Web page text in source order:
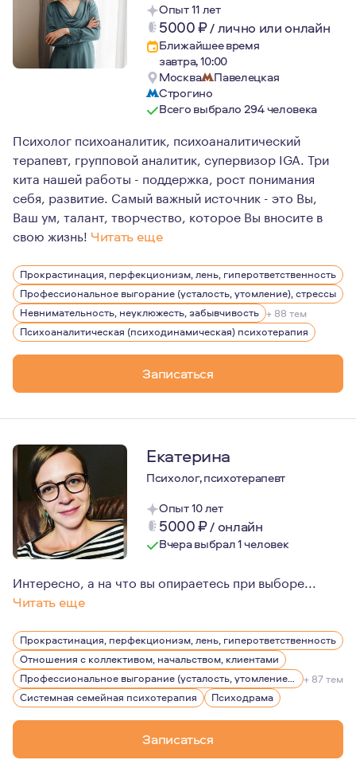
Опыт 11 лет
5000₽/лично или онлайн
Ближайшее время
завтра, 10:00
Москва
Павелецкая
Строгино
Всего выбрало 294 человека
Психолог психоаналитик, психоаналитический
терапевт, групповой аналитик, супервизор IGA. Три
кита нашей работы - поддержка, рост понимания
себя, развитие. Самый важный источник - это Вы,
Ваш ум, талант, творчество, которое Вы вносите в
свою жизнь! Читать еще
Психотерапия для меня, прежде всего - это
Человек в своей обычной жизни зачастую лишен
Отсюда рождается множество проблем психических,
Очень часто люди не получают опыта признания
Психотерапия дает вам пространство, в котором вы
Прокрастинация, перфекционизм, лень, гиперответственность
Профессиональное выгорание (усталость, утомление), стрессы
Невнимательность, неуклюжесть, забывчивость + 88 тем
Психоаналитическая (психодинамическая) психотерапия
Записаться
Екатерина
Психолог, психотерапевт
Опыт 10 лет
5000₽/ онлайн
Вчера выбрал 1 человек
Интересно, а на что вы опираетесь при выборе...
Читать еще
Мне кажется, какая я для вас и кем стану, мы сможем
Я долго училась и трудилась, чтобы иметь
Приглашаю вас в безопасную атмосферу творчества,
С искренней верой и надеждой, что все получится.
Прокрастинация, перфекционизм, лень, гиперответственность
Отношения с коллективом, начальством, клиентами
Профессиональное выгорание (усталость, утомление), стрессы
+ 87 тем
Системная семейная психотерапия
Психодрама
Записаться